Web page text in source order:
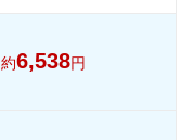
約6,538円